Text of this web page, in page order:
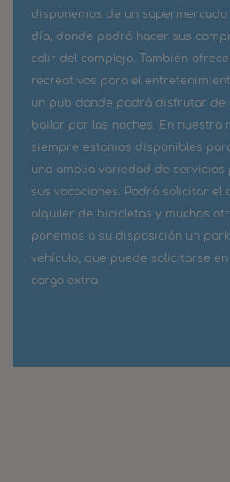
disponemos de un
día, donde podrá hacer sus
salir del complejo. También
recreativos para el
un pub donde podrá disfrutar de
bailar por las noches. En nuestra
siempre estamos disponibles
una amplia variedad de
sus vacaciones. Podrá solicitar el
alquiler de bicicletas y muchos
ponemos a su disposición un
vehículo, que puede solicitarse
cargo extra.